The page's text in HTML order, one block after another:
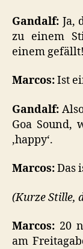
Gandalf: Ja,
zu einem
einem
Marcos:Ist
Gandalf:
Goa Sound,
‚happy‘.
Marcos:Das
(Kurze Stille,
Marcos: 20
am